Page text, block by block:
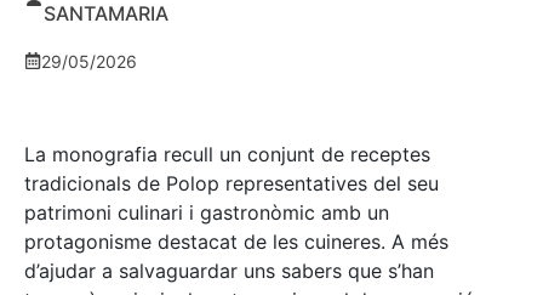
SANTAMARIA
29/05/2026
La monografia recull un conjunt de receptes
tradicionals de Polop representatives del seu
patrimoni culinari i gastronòmic amb un
protagonisme destacat de les cuineres. A més
d’ajudar a salvaguardar uns sabers que s’han